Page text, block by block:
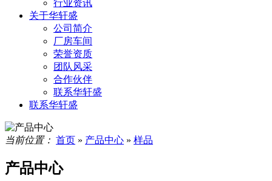
行业资讯
关于华轩盛
公司简介
厂房车间
荣誉资质
团队风采
合作伙伴
联系华轩盛
联系华轩盛
当前位置： 首页 » 产品中心 » 样品
产品中心